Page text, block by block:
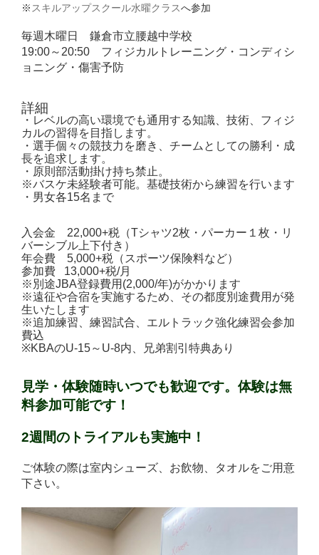
※ スキルアップスクール水曜クラスへ参加
毎週木曜日 鎌倉市立腰越中学校
19:00～20:50 フィジカルトレーニング・コンディシ
ョニング・傷害予防
詳細
・レベルの高い環境でも通用する知識、技術、フィジ
カルの習得を目指します。
・選手個々の競技力を磨き、チームとしての勝利・成
長を追求します。
・原則部活動掛け持ち禁止。
※バスケ未経験者可能。基礎技術から練習を行います
・男女各15名まで
入会金 22,000+税 （Tシャツ2枚 ・ パーカー１枚 ・ リ
バーシブル上下付き）
年会費 5,000+税 （スポーツ保険料など）
参加費 13,000+税/月
※別途JBA登録費用(2,000/年)がかかります
※遠征や合宿を実施するため、その都度別途費用が発
生いたします
※追加練習、練習試合、エルトラック強化練習会参加
費込
※KBAのU-15～ U-8内、兄弟割引特典あり
見学・体験随時いつでも歓迎です。 体験は無
料参加可能です！
2週間のトライアルも実施中！
ご体験の際は室内シューズ、お飲物、タオルをご用意
下さい。